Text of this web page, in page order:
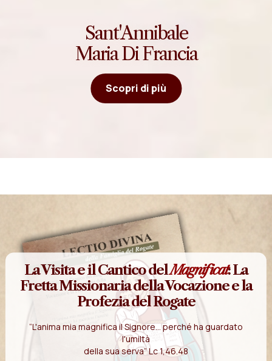
Sant'Annibale
Maria Di Francia
Scopri di più
La Visita e il Cantico delMagnificat: La
Fretta Missionaria della Vocazione e la
Profezia del Rogate
“L'anima mia magnifica il Signore... perché ha guardato
l'umiltà
della sua serva” Lc 1,46.48